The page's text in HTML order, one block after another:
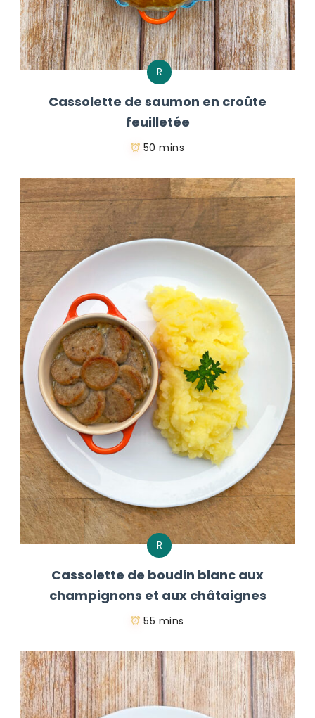
R
Cassolette de saumon en croûte
feuilletée
50 mins
R
Cassolette de boudin blanc aux
champignons et aux châtaignes
55 mins